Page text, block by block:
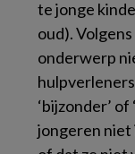
te jonge
oud).
onderwerp
‘bijzonder’ of
jongeren niet